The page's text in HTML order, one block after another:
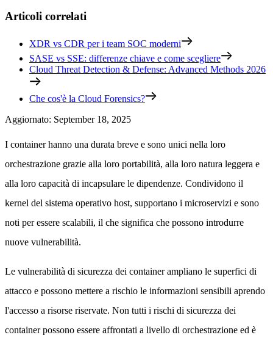
Articoli correlati
XDR vs CDR per i team SOC moderni
SASE vs SSE: differenze chiave e come scegliere
Cloud Threat Detection & Defense: Advanced Methods 2026
Che cos'è la Cloud Forensics?
Aggiornato: September 18, 2025
I container hanno una durata breve e sono unici nella loro
orchestrazione grazie alla loro portabilità, alla loro natura leggera e
alla loro capacità di incapsulare le dipendenze. Condividono il
kernel del sistema operativo host, supportano i microservizi e sono
noti per essere scalabili, il che significa che possono introdurre
nuove vulnerabilità.
Le vulnerabilità di sicurezza dei container ampliano le superfici di
attacco e possono mettere a rischio le informazioni sensibili aprendo
l'accesso a risorse riservate. Non tutti i rischi di sicurezza dei
container possono essere affrontati a livello di orchestrazione ed è